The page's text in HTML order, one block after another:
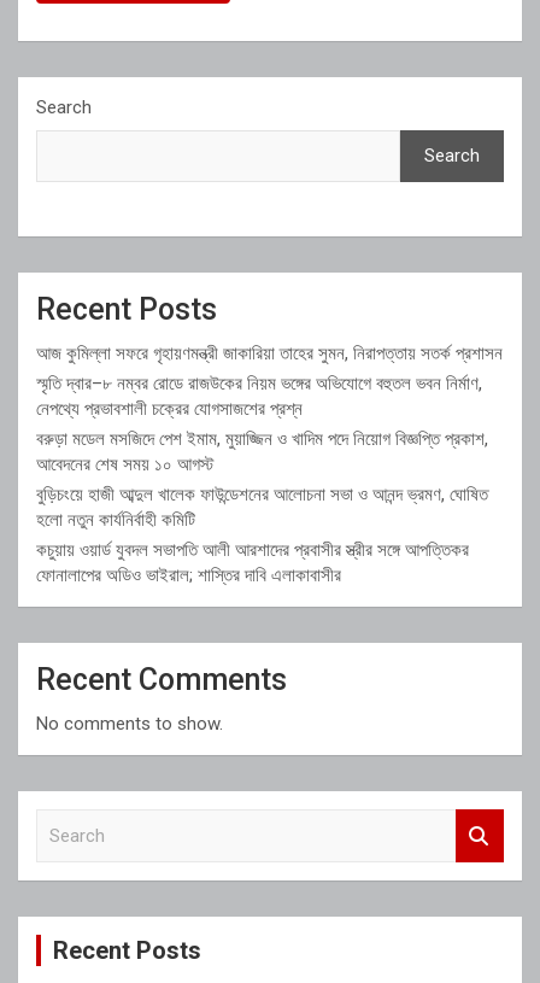
Search
Search
Recent Posts
আজ কুমিল্লা সফরে গৃহায়ণমন্ত্রী জাকারিয়া তাহের সুমন, নিরাপত্তায় সতর্ক প্রশাসন
স্মৃতি দ্বার–৮ নম্বর রোডে রাজউকের নিয়ম ভঙ্গের অভিযোগে বহুতল ভবন নির্মাণ,
নেপথ্যে প্রভাবশালী চক্রের যোগসাজশের প্রশ্ন
বরুড়া মডেল মসজিদে পেশ ইমাম, মুয়াজ্জিন ও খাদিম পদে নিয়োগ বিজ্ঞপ্তি প্রকাশ,
আবেদনের শেষ সময় ১০ আগস্ট
বুড়িচংয়ে হাজী আব্দুল খালেক ফাউন্ডেশনের আলোচনা সভা ও আনন্দ ভ্রমণ, ঘোষিত
হলো নতুন কার্যনির্বাহী কমিটি
কচুয়ায় ওয়ার্ড যুবদল সভাপতি আলী আরশাদের প্রবাসীর স্ত্রীর সঙ্গে আপত্তিকর
ফোনালাপের অডিও ভাইরাল; শাস্তির দাবি এলাকাবাসীর
Recent Comments
No comments to show.
c
Recent Posts